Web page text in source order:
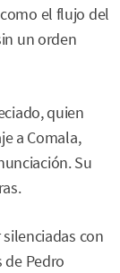
el flujo del
un orden
quien
a Comala,
Su
con
Pedro